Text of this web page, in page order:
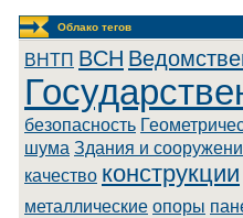
Облако тегов
BHTП BCH
безопасность
шума Здания и
качество конструкции
металлические опоры